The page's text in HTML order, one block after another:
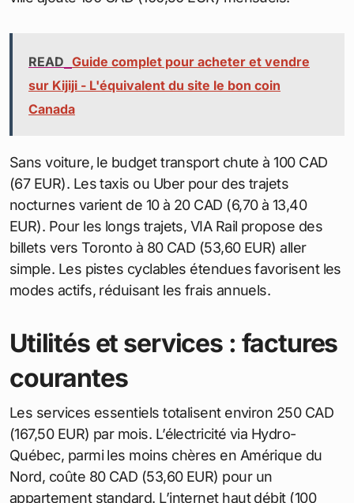
(13,40 EUR), une poutine signature 15 CAD (10,05
EUR). Les marchés comme Jean-Talon offrent des
produits frais à prix modérés, parfaits pour les
économies saisonnières.
économiques
Le réseau de transport en commun rend les
déplacements abordables. Une carte mensuelle
OPUS pour la zone A coûte 104,50 CAD (70 EUR),
couvrant bus et métro illimités. Le Bixi, service de
vélos en libre-service, convient pour les trajets
courts à 5 CAD (3,35 EUR) par course. L’essence
voiture viable en banlieue, mais le stationnement en
ville ajoute 150 CAD (100,50 EUR) mensuels.
READ Guide complet pour acheter et vendre
sur Kijiji - L'équivalent du site le bon coin
Canada